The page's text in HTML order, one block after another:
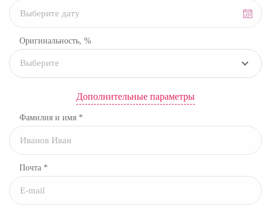
Оригинальность, %
Выберите
Дополнительные параметры
Фамилия и имя *
Почта *